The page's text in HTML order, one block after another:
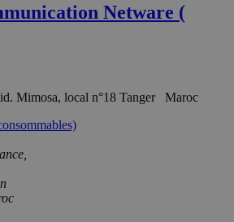
Netware (
Mimosa, local n°18 Tanger Maroc